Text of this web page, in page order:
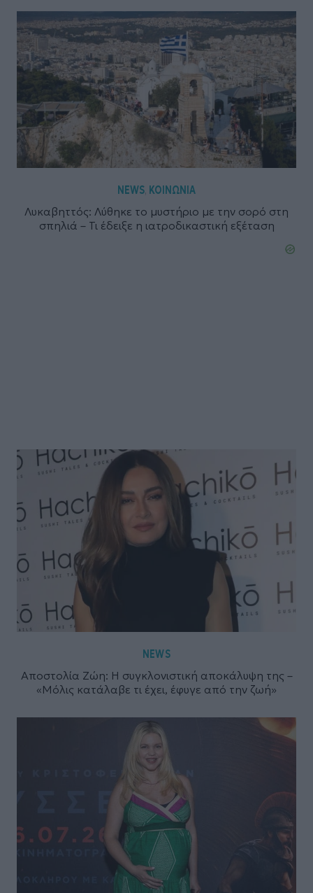
NEWS, ΚΟΙΝΩΝΙΑ
Λυκαβηττός: Λύθηκε το μυστήριο με την σορό στη
σπηλιά – Τι έδειξε η ιατροδικαστική εξέταση
NEWS
Αποστολία Ζώη: Η συγκλονιστική αποκάλυψη της –
«Μόλις κατάλαβε τι έχει, έφυγε από την ζωή»